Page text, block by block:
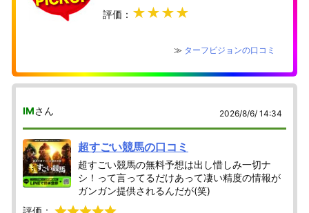
評価： ★★★★
≫ ターフビジョンの口コミ
IMさん 2026/8/6/ 14:34
超すごい競馬の口コミ
超すごい競馬の無料予想は出し惜しみ一切ナ
シ！って言ってるだけあって凄い精度の情報が
ガンガン提供されるんだが(笑)
評価：